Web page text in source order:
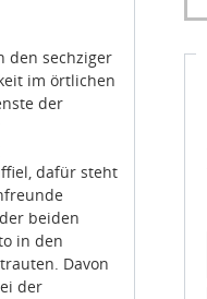
den sechziger
im örtlichen
der
dafür steht
beiden
in den
Davon
der